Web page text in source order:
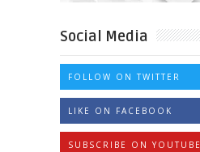
Social Media
FOLLOW ON TWITTER
LIKE ON FACEBOOK
SUBSCRIBE ON YOUTUBE